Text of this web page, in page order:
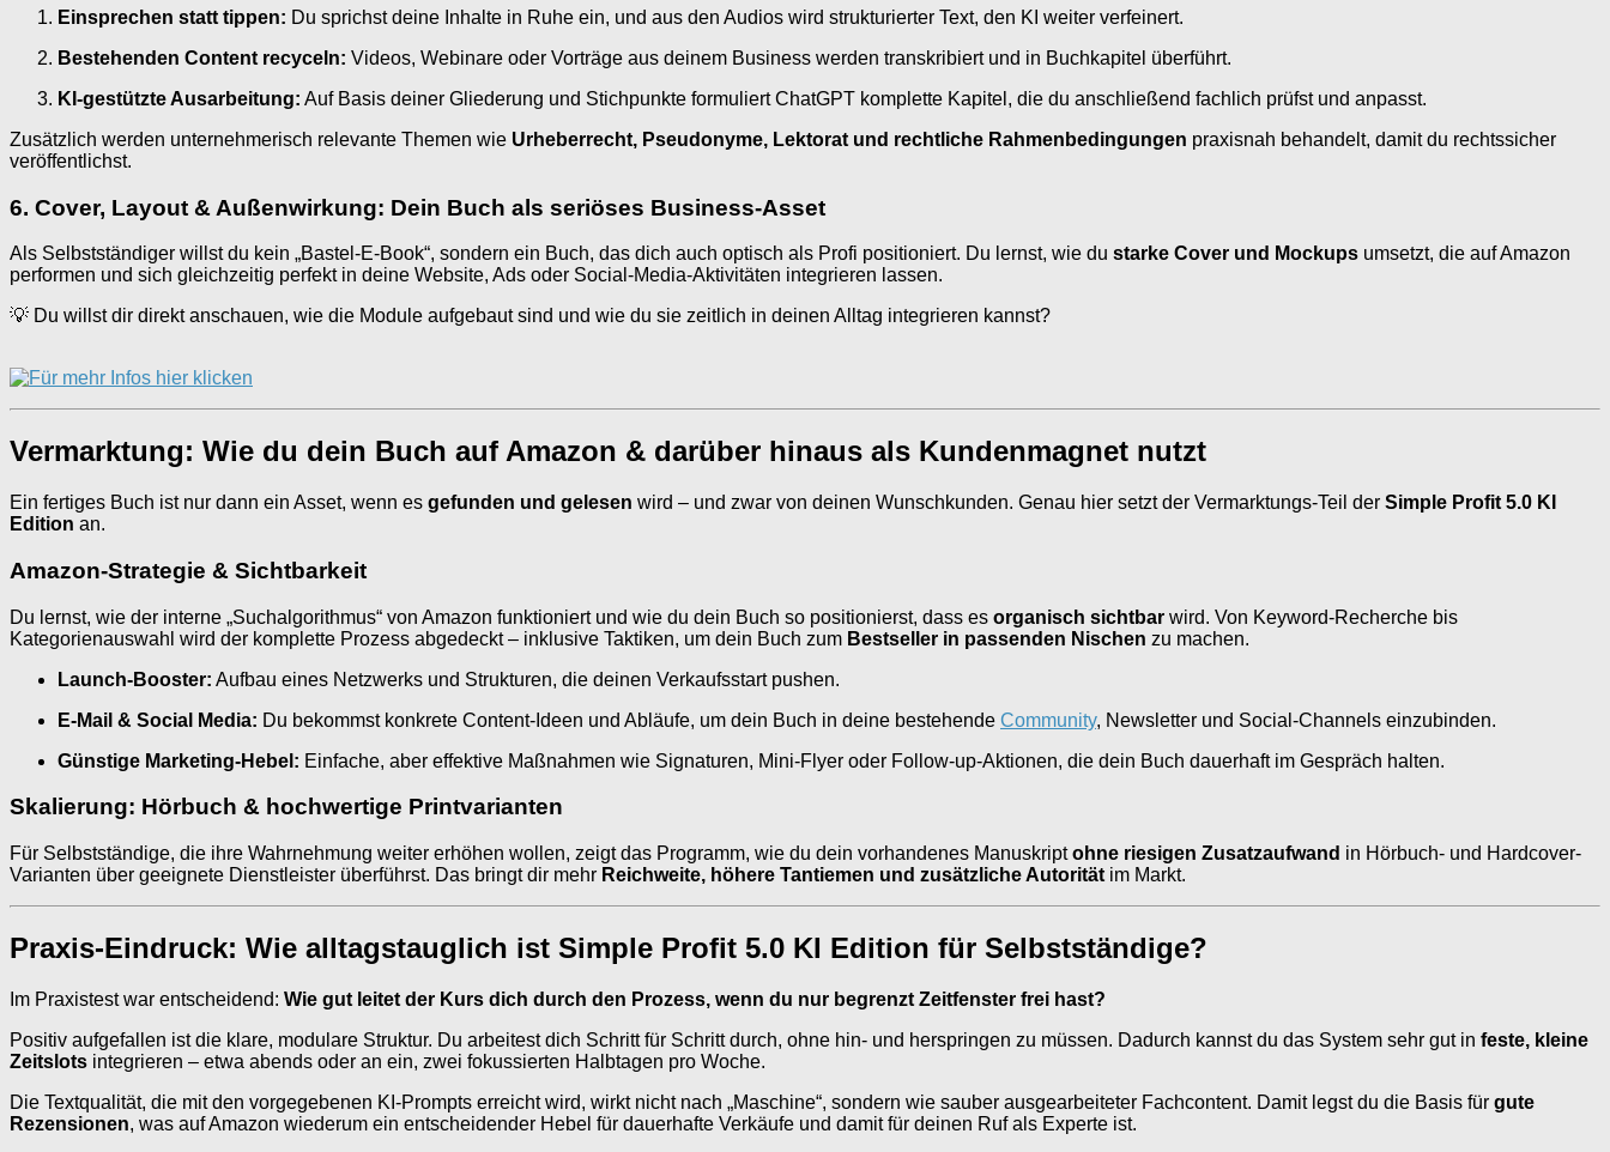
Einsprechen statt tippen: Du sprichst deine Inhalte in Ruhe ein, und aus den Audios wird strukturierter Text, den KI weiter verfeinert.
Bestehenden Content recyceln: Videos, Webinare oder Vorträge aus deinem Business werden transkribiert und in Buchkapitel überführt.
KI-gestützte Ausarbeitung: Auf Basis deiner Gliederung und Stichpunkte formuliert ChatGPT komplette Kapitel, die du anschließend fachlich prüfst und anpasst.
Zusätzlich werden unternehmerisch relevante Themen wie Urheberrecht, Pseudonyme, Lektorat und rechtliche Rahmenbedingungen praxisnah behandelt, damit du rechtssicher
veröffentlichst.
6. Cover, Layout & Außenwirkung: Dein Buch als seriöses Business-Asset
Als Selbstständiger willst du kein „Bastel-E-Book“, sondern ein Buch, das dich auch optisch als Profi positioniert. Du lernst, wie du starke Cover und Mockups umsetzt, die auf Amazon
performen und sich gleichzeitig perfekt in deine Website, Ads oder Social-Media-Aktivitäten integrieren lassen.
💡 Du willst dir direkt anschauen, wie die Module aufgebaut sind und wie du sie zeitlich in deinen Alltag integrieren kannst?
Vermarktung: Wie du dein Buch auf Amazon & darüber hinaus als Kundenmagnet nutzt
Ein fertiges Buch ist nur dann ein Asset, wenn es gefunden und gelesen wird – und zwar von deinen Wunschkunden. Genau hier setzt der Vermarktungs-Teil der Simple Profit 5.0 KI
Edition an.
Amazon-Strategie & Sichtbarkeit
Du lernst, wie der interne „Suchalgorithmus“ von Amazon funktioniert und wie du dein Buch so positionierst, dass es organisch sichtbar wird. Von Keyword-Recherche bis
Kategorienauswahl wird der komplette Prozess abgedeckt – inklusive Taktiken, um dein Buch zum Bestseller in passenden Nischen zu machen.
Launch-Booster: Aufbau eines Netzwerks und Strukturen, die deinen Verkaufsstart pushen.
E-Mail & Social Media: Du bekommst konkrete Content-Ideen und Abläufe, um dein Buch in deine bestehende Community, Newsletter und Social-Channels einzubinden.
Günstige Marketing-Hebel: Einfache, aber effektive Maßnahmen wie Signaturen, Mini-Flyer oder Follow-up-Aktionen, die dein Buch dauerhaft im Gespräch halten.
Skalierung: Hörbuch & hochwertige Printvarianten
Für Selbstständige, die ihre Wahrnehmung weiter erhöhen wollen, zeigt das Programm, wie du dein vorhandenes Manuskriptohne riesigen Zusatzaufwand in Hörbuch- und Hardcover-
Varianten über geeignete Dienstleister überführst. Das bringt dir mehr Reichweite, höhere Tantiemen und zusätzliche Autorität im Markt.
Praxis-Eindruck: Wie alltagstauglich ist Simple Profit 5.0 KI Edition für Selbstständige?
Im Praxistest war entscheidend: Wie gut leitet der Kurs dich durch den Prozess, wenn du nur begrenzt Zeitfenster frei hast?
Positiv aufgefallen ist die klare, modulare Struktur. Du arbeitest dich Schritt für Schritt durch, ohne hin- und herspringen zu müssen. Dadurch kannst du das System sehr gut in feste, kleine
Zeitslots integrieren – etwa abends oder an ein, zwei fokussierten Halbtagen pro Woche.
Die Textqualität, die mit den vorgegebenen KI-Prompts erreicht wird, wirkt nicht nach „Maschine“, sondern wie sauber ausgearbeiteter Fachcontent. Damit legst du die Basis für gute
Rezensionen, was auf Amazon wiederum ein entscheidender Hebel für dauerhafte Verkäufe und damit für deinen Ruf als Experte ist.